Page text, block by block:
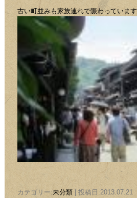
古い町並みも家族連れで賑わっています
カテゴリー:未分類| 投稿日:2013.07.21